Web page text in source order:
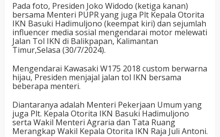
Pada foto, Presiden Joko Widodo (ketiga kanan)
bersama Menteri PUPR yang juga Plt Kepala Otorita
IKN Basuki Hadimuljono (keempat kiri) dan sejumlah
influencer media sosial mengendarai motor melewati
Jalan Tol IKN di Balikpapan, Kalimantan
Timur,Selasa (30/7/2024).
Mengendarai Kawasaki W175 2018 custom berwarna
hijau, Presiden menjajal jalan tol IKN bersama
beberapa menteri.
Diantaranya adalah Menteri Pekerjaan Umum yang
juga Plt. Kepala Otorita IKN Basuki Hadimuljono
serta Wakil Menteri Agraria dan Tata Ruang
Merangkap Wakil Kepala Otorita IKN Raja Juli Antoni.